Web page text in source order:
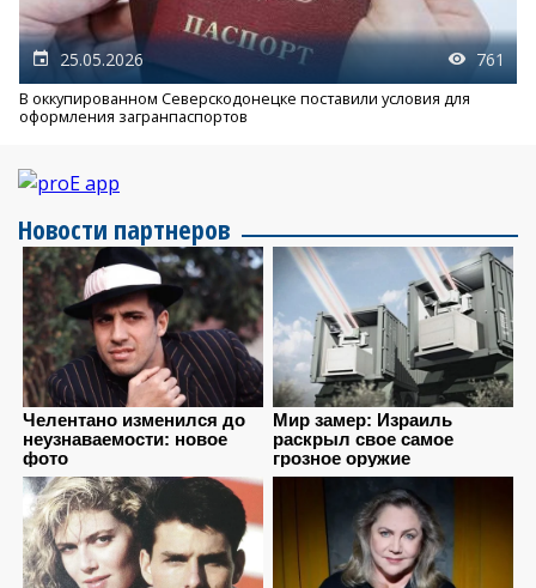
25.05.2026 761
В оккупированном Северскодонецке поставили условия для
оформления загранпаспортов
Новости партнеров